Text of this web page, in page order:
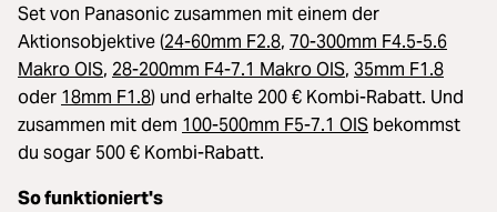
Set von Panasonic zusammen mit einem der
Aktionsobjektive (24-60mm F2.8, 70-300mm F4.5-5.6
Makro OIS, 28-200mm F4-7.1 Makro OIS, 35mm F1.8
oder 18mm F1.8) und erhalte 200 € Kombi-Rabatt. Und
zusammen mit dem 100-500mm F5-7.1 OIS bekommst
du sogar 500 € Kombi-Rabatt.
So funktioniert's